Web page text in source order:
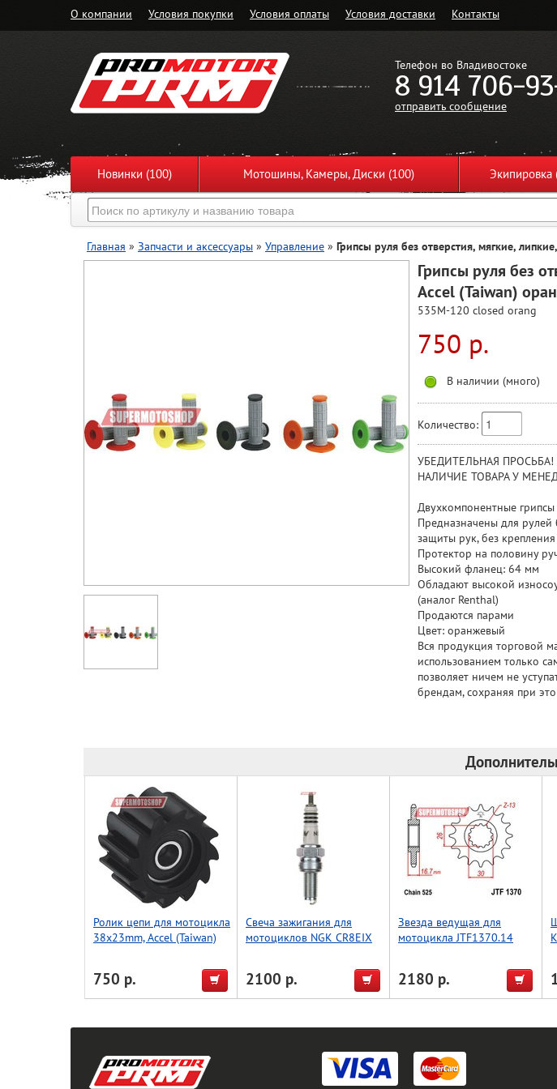
О компании Условия покупки Условия оплаты Условия доставки Контакты
Телефон во Владивостоке
8 914 706-
отправить сообщение
Новинки (100) Мотошины, Камеры, Диски (100) Экипировка
Главная » Запчасти и аксессуары » Управление » Грипсы руля без отверстия, мягкие,
Грипсы руля без
Accel (Taiwan)
535M-120 closed orang
750 р.
В наличии (много)
Количество:
УБЕДИТЕЛЬНАЯ
НАЛИЧИЕ ТОВАРА У
Двухкомпонентные грипсы
Предназначены для
защиты рук, без
Протектор на половину
Высокий фланец: 64 мм
Обладают высокой
(аналог Renthal)
Продаются парами
Цвет: оранжевый
Вся продукция торговой
использованием только
позволяет ничем не
брендам, сохраняя при
Ролик цепи для мотоцикла
38x23mm, Accel (Taiwan)
750 р.
Свеча зажигания для
мотоциклов NGK CR8EIX
2100 р.
Звезда ведущая для
мотоцикла JTF1370.14
2180 р.